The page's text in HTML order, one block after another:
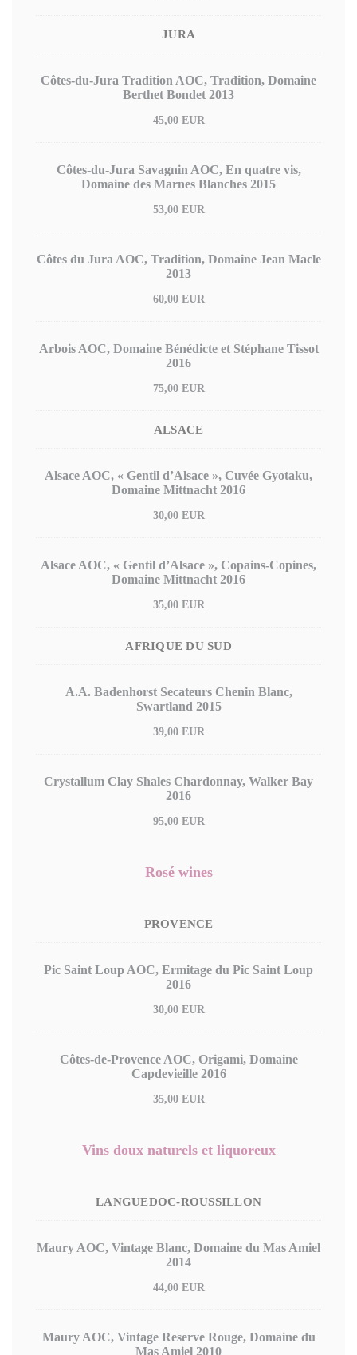
JURA
Côtes-du-Jura Tradition AOC, Tradition, Domaine
Berthet Bondet 2013
45,00 EUR
Côtes-du-Jura Savagnin AOC, En quatre vis,
Domaine des Marnes Blanches 2015
53,00 EUR
Côtes du Jura AOC, Tradition, Domaine Jean Macle
2013
60,00 EUR
Arbois AOC, Domaine Bénédicte et Stéphane Tissot
2016
75,00 EUR
ALSACE
Alsace AOC, « Gentil d’Alsace », Cuvée Gyotaku,
Domaine Mittnacht 2016
30,00 EUR
Alsace AOC, « Gentil d’Alsace », Copains-Copines,
Domaine Mittnacht 2016
35,00 EUR
AFRIQUE DU SUD
A.A. Badenhorst Secateurs Chenin Blanc,
Swartland 2015
39,00 EUR
Crystallum Clay Shales Chardonnay, Walker Bay
2016
95,00 EUR
Rosé wines
PROVENCE
Pic Saint Loup AOC, Ermitage du Pic Saint Loup
2016
30,00 EUR
Côtes-de-Provence AOC, Origami, Domaine
Capdevieille 2016
35,00 EUR
Vins doux naturels et liquoreux
LANGUEDOC-ROUSSILLON
Maury AOC, Vintage Blanc, Domaine du Mas Amiel
2014
44,00 EUR
Maury AOC, Vintage Reserve Rouge, Domaine du
Mas Amiel 2010